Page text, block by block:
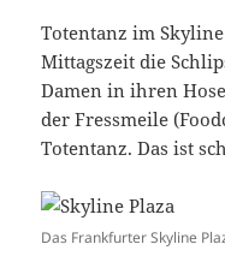
Totentanz im
Mittagszeit die
Damen in ihren
der Fressmeile
Totentanz. Das ist
Das Frankfurter Skyline